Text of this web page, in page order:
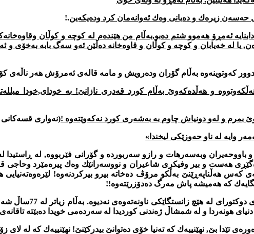
زیره‌ك و ده‌یانی وه‌ك ئه‌وانه‌مان كرد وده‌یكه‌ین.!
ئه‌مڕۆ هه‌موو شتم ده‌بو,به‌ڵام من هێنده‌م له‌ كوچه‌ و كوڵان
یا له‌ خه‌یابان و كوچه‌ و كوڵان و قاوه‌خانه ده‌ڵێن ئه‌و سه‌گ بابه‌
كه‌وتوینه‌وه به‌ڵام گۆران وده‌رویش و مامه‌ قاله‌ی ئه‌مرۆش هه‌ر ناڵه‌ی
و هه‌ڵده‌كه‌وێ به‌ڵام كورد قه‌دری نازانێ! به‌ خودای,خودا
بمرم و له‌و دونیاش چاوم به‌ به‌شه‌ری كورد نه‌كه‌وێته‌وه !(نه‌واری قسه‌كانی
وایه‌ له‌ ناو حه‌وزێكی لیخندا»
وبه‌سه‌رهات و رازو سه‌ربورده‌ و گۆرانی فێربووه, له‌ ڕاستیدا
هه‌ست و بیر وفیكری شاعیران و نووسه‌رانێك وه‌ك پیره‌مێرد وحاجی
هه‌ڵناپه‌ڕێنێ به‌ڵكو مرۆڤ ده‌خاته‌ بیرو بیركردنه‌وه‌! لێره‌وه‌ته‌نیایی
كه‌ هه‌میشه‌ پاش مه‌رگ ده‌دۆزرێته‌وه‌!!
قادر عه‌بدوڵازاده‌
هونه‌ردا و له‌ شمشاڵ ژه‌ندنی كوردیدا له‌ سه‌رده‌می خویدا ده‌بێته‌ تاقانه‌ی